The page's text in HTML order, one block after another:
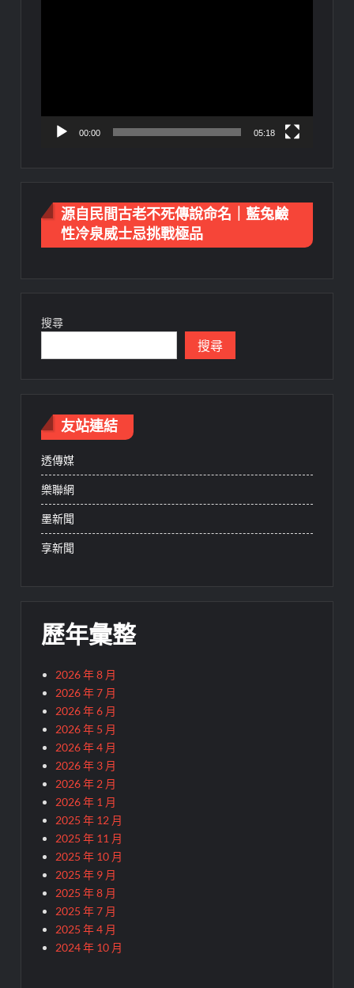
00:00 05:18
源自民間古老不死傳說命名｜藍兔鹼
性冷泉威士忌挑戰極品
搜尋
搜尋
友站連結
透傳媒
樂聯網
墨新聞
享新聞
歷年彙整
2026 年 8 月
2026 年 7 月
2026 年 6 月
2026 年 5 月
2026 年 4 月
2026 年 3 月
2026 年 2 月
2026 年 1 月
2025 年 12 月
2025 年 11 月
2025 年 10 月
2025 年 9 月
2025 年 8 月
2025 年 7 月
2025 年 4 月
2024 年 10 月